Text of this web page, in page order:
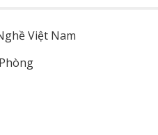
Việt Nam